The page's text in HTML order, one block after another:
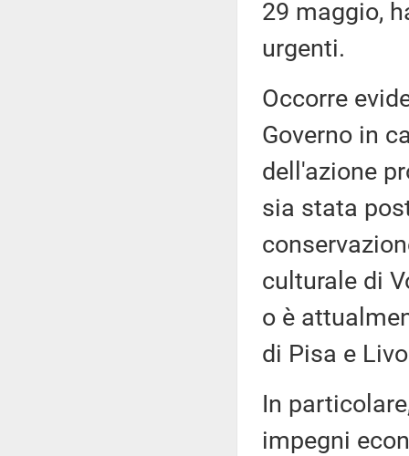
29 maggio,
urgenti.
Occorre
Governo in
dell'azione
sia stata
culturale di
o è
di Pisa e
In
impegni